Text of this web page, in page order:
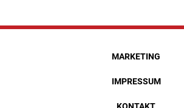
MARKETING
IMPRESSUM